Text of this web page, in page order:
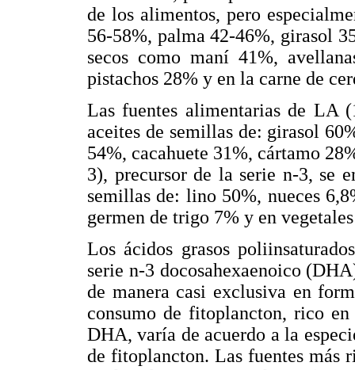
de los alimentos, pero
56-58%, palma 42-46%, girasol
secos como maní 41%,
pistachos 28% y en la carne de
Las fuentes alimentarias de LA
aceites de semillas de: girasol
54%, cacahuete 31%, cártamo
3), precursor de la serie n-3, se
semillas de: lino 50%, nueces
germen de trigo 7% y en
Los ácidos grasos
serie n-3 docosahexaenoico
de manera casi exclusiva en
consumo de fitoplancton, rico
DHA, varía de acuerdo a la
de fitoplancton. Las fuentes más